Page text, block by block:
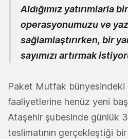
Aldığımız yatırımlarla
operasyonumuzu ve
sağlamlaştırırken, bir
sayımızı artırmak
Paket Mutfak bünyesindeki
faaliyetlerine henüz yeni
Ataşehir şubesinde günlük
teslimatının gerçekleştiği